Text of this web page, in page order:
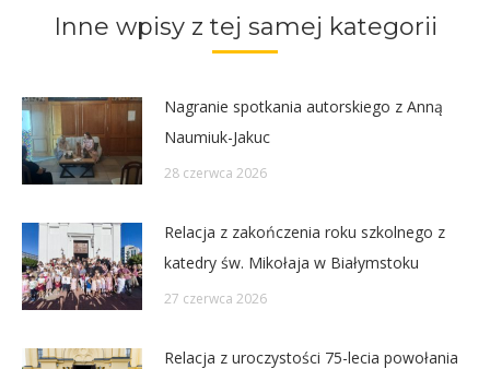
Inne wpisy z tej samej kategorii
Nagranie spotkania autorskiego z Anną
Naumiuk-Jakuc
28 czerwca 2026
Relacja z zakończenia roku szkolnego z
katedry św. Mikołaja w Białymstoku
27 czerwca 2026
Relacja z uroczystości 75-lecia powołania